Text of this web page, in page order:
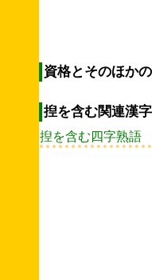
資格とそのほか
揑を含む関連漢
揑を含む四字熟語